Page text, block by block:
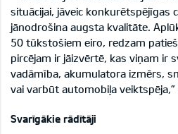
situācijai, jāveic konkurētspējīgas
jānodrošina augsta kvalitāte.
50 tūkstošiem eiro, redzam
pircējam ir jāizvērtē, kas viņam ir
vadāmība, akumulatora izmērs,
vai varbūt automobiļa
Svarīgākie rādītāji